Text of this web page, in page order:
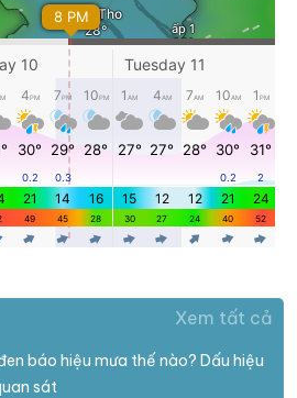
Xem tất cả
báo hiệu mưa thế nào? Dấu hiệu
sát